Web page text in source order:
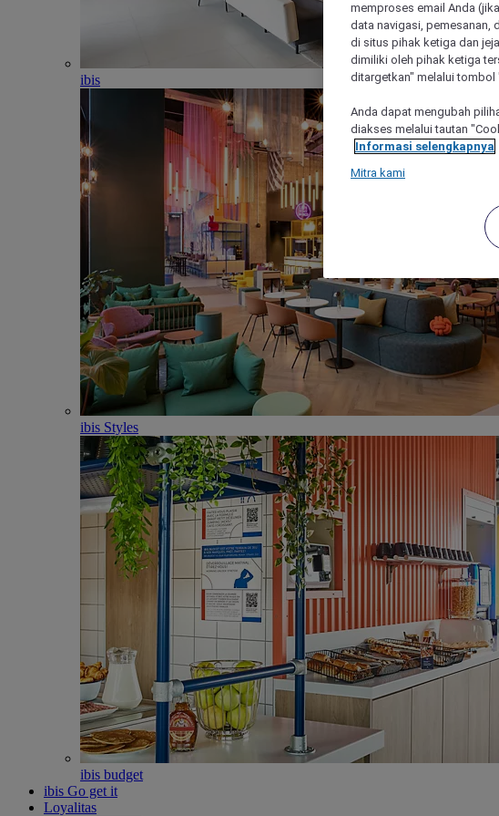
ibis
ibis Styles
ibis budget
ibis Go get it
Loyalitas
memproses email Anda
data navigasi, pemesanan,
di situs pihak ketiga dan
dimiliki oleh pihak ketiga
ditargetkan" melalui tombol
Anda dapat mengubah
diakses melalui tautan
Informasi selengkapnya
Mitra kami